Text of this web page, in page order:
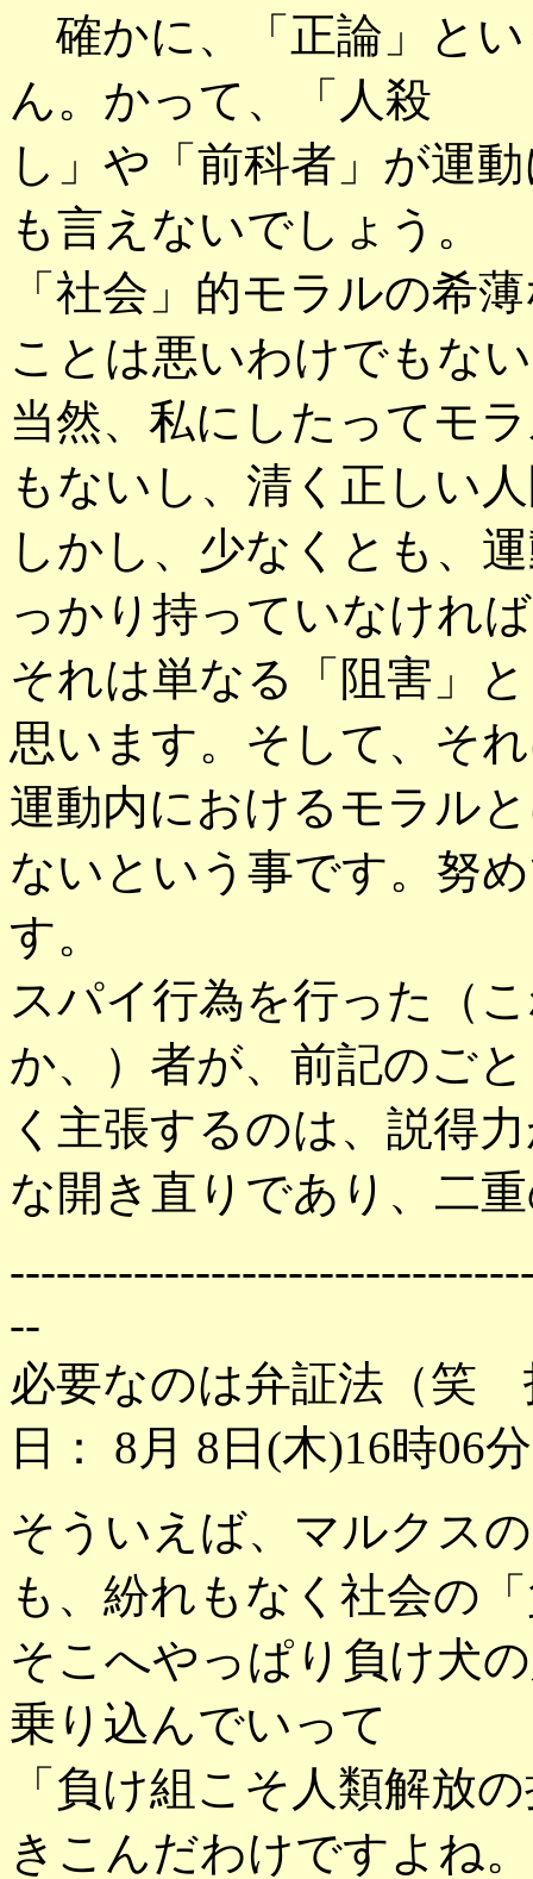
確かに、「正論」と
ん。かって、「人殺
し」や「前科者」が運
も言えないでしょう。
「社会」的モラルの希
ことは悪いわけでもな
当然、私にしたってモ
もないし、清く正しい
しかし、少なくとも、
っかり持っていなけれ
それは単なる「阻害」
思います。そして、そ
運動内におけるモラル
ないという事です。努
す。
スパイ行為を行った（
か、）者が、前記のごと
く主張するのは、説得
な開き直りであり、二
--
必要なのは弁証法（
日： 8月 8日(木)16時06
そういえば、マルクス
も、紛れもなく社会の
そこへやっぱり負け犬
乗り込んでいって
「負け組こそ人類解放
きこんだわけですよね。